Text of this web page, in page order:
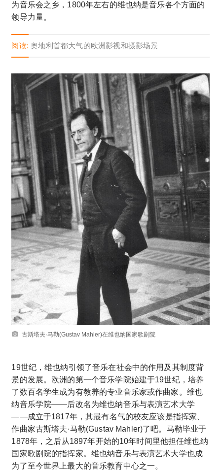
为音乐会之乡，1800年左右的维也纳是音乐各个方面的
领导力量。
阅读:奥地利首都大气的欧洲影视和摄影场景
古斯塔夫·马勒(Gustav Mahler)在维也纳国家歌剧院
19世纪，维也纳引领了音乐在社会中的作用及其制度背
景的发展。欧洲的第一个音乐学院始建于19世纪，培养
了数百名学生成为有教养的专业音乐家或作曲家。维也
纳音乐学院——后改名为维也纳音乐与表演艺术大学
——成立于1817年，其最有名气的校友应该是指挥家、
作曲家古斯塔夫·马勒(Gustav Mahler)了吧。马勒毕业于
1878年，之后从1897年开始的10年时间里他担任维也纳
国家歌剧院的指挥家。维也纳音乐与表演艺术大学也成
为了至今世界上最大的音乐教育中心之一。